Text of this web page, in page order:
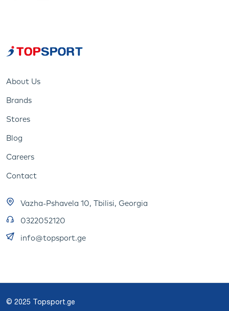
About Us
Brands
Stores
Blog
Careers
Contact
Vazha-Pshavela 10, Tbilisi, Georgia
0322052120
info@topsport.ge
© 2025 Topsport.ge